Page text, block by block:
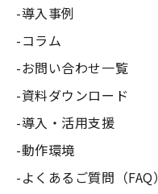
導入事例
コラム
お問い合わせ一覧
資料ダウンロード
導入・活用支援
動作環境
よくあるご質問（FAQ）